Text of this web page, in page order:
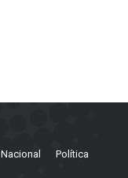
Nacional Política